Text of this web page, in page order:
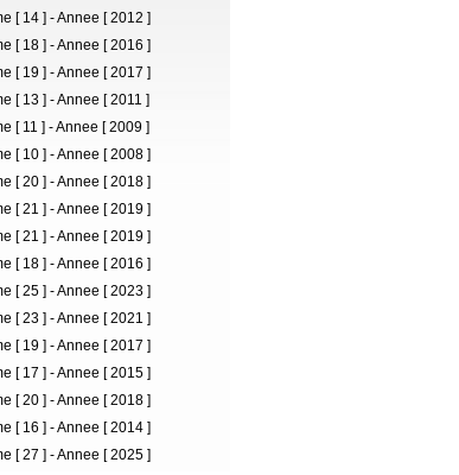
[ 14 ] - Annee [ 2012 ]
[ 18 ] - Annee [ 2016 ]
[ 19 ] - Annee [ 2017 ]
[ 13 ] - Annee [ 2011 ]
[ 11 ] - Annee [ 2009 ]
[ 10 ] - Annee [ 2008 ]
[ 20 ] - Annee [ 2018 ]
[ 21 ] - Annee [ 2019 ]
[ 21 ] - Annee [ 2019 ]
[ 18 ] - Annee [ 2016 ]
[ 25 ] - Annee [ 2023 ]
[ 23 ] - Annee [ 2021 ]
[ 19 ] - Annee [ 2017 ]
[ 17 ] - Annee [ 2015 ]
[ 20 ] - Annee [ 2018 ]
[ 16 ] - Annee [ 2014 ]
[ 27 ] - Annee [ 2025 ]